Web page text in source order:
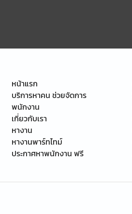
หน้าแรก
บริการหาคน ช่วยจัดการ
พนักงาน
เกี่ยวกับเรา
หางาน
หางานพาร์ทไทม์
ประกาศหาพนักงาน ฟรี